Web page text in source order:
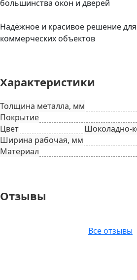
большинства окон и дверей
Надёжное и красивое решение
коммерческих объектов
Характеристики
Толщина металла, мм
Покрытие
Цвет
Шоколадно-
Ширина рабочая, мм
Материал
Отзывы
Все отзывы